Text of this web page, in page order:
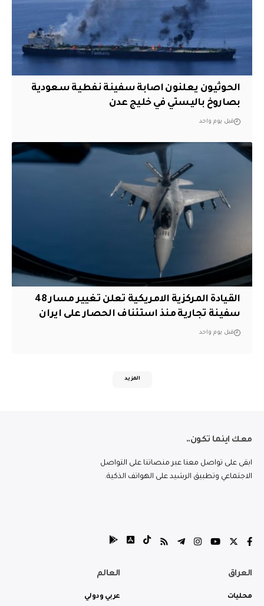
الحوثيون يعلنون اصابة سفينة نفطية سعودية
بصاروخ باليستي في خليج عدن
قبل يوم واحد
القيادة المركزية الامريكية تعلن تغيير مسار 48
سفينة تجارية منذ استئناف الحصار على ايران
قبل يوم واحد
المزيد
معك اينما تكون..
ابقى على تواصل معنا عبر منصاتنا على التواصل
الاجتماعي وتطبيق الرشيد على الهواتف الذكية.
العراق
محليات
العالم
عربي ودولي